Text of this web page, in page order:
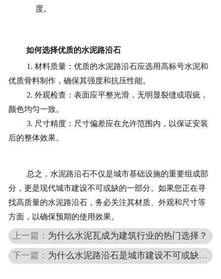
度。
如何选择优质的水泥路沿石
1. 材料质量：优质的水泥路沿石应选用高标号水泥和
优质骨料制作，确保其强度和抗压性能。
2. 外观检查：表面应平整光滑，无明显裂缝或瑕疵，
颜色均匀一致。
3. 尺寸精度：尺寸偏差应在允许范围内，以保证安装
后的整体效果。
总之，水泥路沿石不仅是城市基础设施的重要组成部
分，更是现代城市建设不可或缺的一部分。如果您正在寻
找高质量的水泥路沿石，务必关注其材质、外观和尺寸等
方面，以确保预期的使用效果。
上一篇： 为什么水泥瓦成为建筑行业的热门选择？
下一篇： 为什么水泥路沿石是城市建设不可或缺的一部分？